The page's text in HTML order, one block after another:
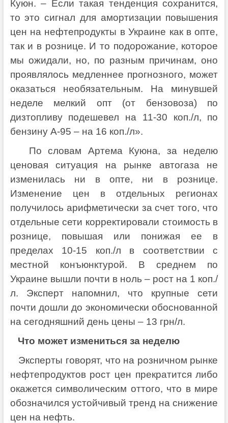
Куюн. – Если такая тенденция сохранится,
то это сигнал для амортизации повышения
цен на нефтепродукты в Украине как в опте,
так и в рознице. И то подорожание, которое
мы ожидали, но, по разным причинам, оно
проявлялось медленнее прогнозного, может
оказаться необязательным. На минувшей
неделе мелкий опт (от бензовоза) по
дизтопливу подешевел на 11-30 коп./л, по
бензину А-95 – на 16 коп./л».
По словам Артема Куюна, за неделю
ценовая ситуация на рынке автогаза не
изменилась ни в опте, ни в рознице.
Изменение цен в отдельных регионах
получилось арифметически за счет того, что
отдельные сети корректировали стоимость в
рознице, повышая или понижая ее в
пределах 10-15 коп./л в соответствии с
местной конъюнктурой. В среднем по
Украине вышли почти в ноль – рост на 1 коп./
л. Эксперт напомнил, что крупные сети
почти дошли до экономически обоснованной
на сегодняшний день цены – 13 грн/л.
Что может измениться за неделю
Эксперты говорят, что на розничном рынке
нефтепродуктов рост цен прекратится либо
окажется символическим оттого, что в мире
обозначился устойчивый тренд на снижение
цен на нефть.